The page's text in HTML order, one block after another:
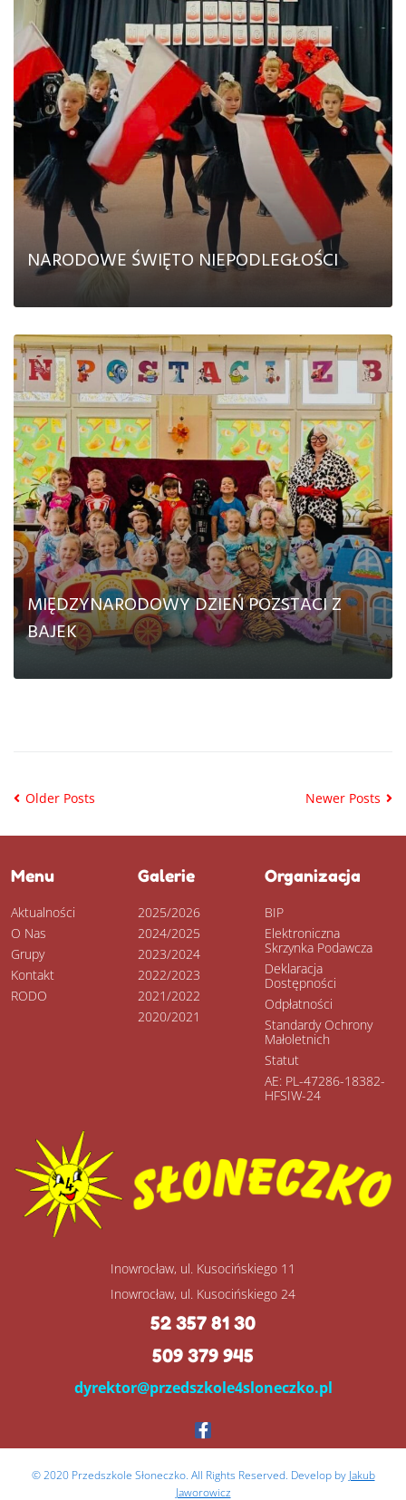
CZYTAJ DALEJ
NARODOWE ŚWIĘTO NIEPODLEGŁOŚCI
CZYTAJ DALEJ
MIĘDZYNARODOWY DZIEŃ POZSTACI Z
BAJEK
CZYTAJ DALEJ
Older Posts Newer Posts
Menu
Aktualności
O Nas
Grupy
Kontakt
RODO
Galerie
2025/2026
2024/2025
2023/2024
2022/2023
2021/2022
2020/2021
Organizacja
BIP
Elektroniczna
Skrzynka Podawcza
Deklaracja
Dostępności
Odpłatności
Standardy Ochrony
Małoletnich
Statut
AE: PL-47286-18382-
HFSIW-24
Inowrocław, ul. Kusocińskiego 11
Inowrocław, ul. Kusocińskiego 24
52 357 81 30
509 379 945
dyrektor@przedszkole4sloneczko.pl
© 2020 Przedszkole Słoneczko. All Rights Reserved. Develop by Jakub
Jaworowicz